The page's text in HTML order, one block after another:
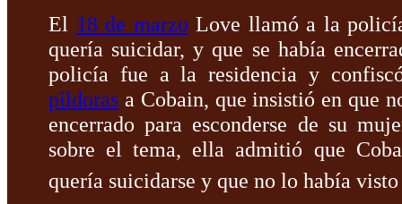
El 18 de marzo Love llamó a la
quería suicidar, y que se había
policía fue a la residencia y
píldoras a Cobain, que insistió en que
encerrado para esconderse de su
sobre el tema, ella admitió que
quería suicidarse y que no lo había